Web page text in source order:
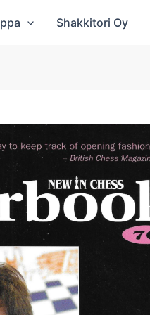
Shakkitori Oy